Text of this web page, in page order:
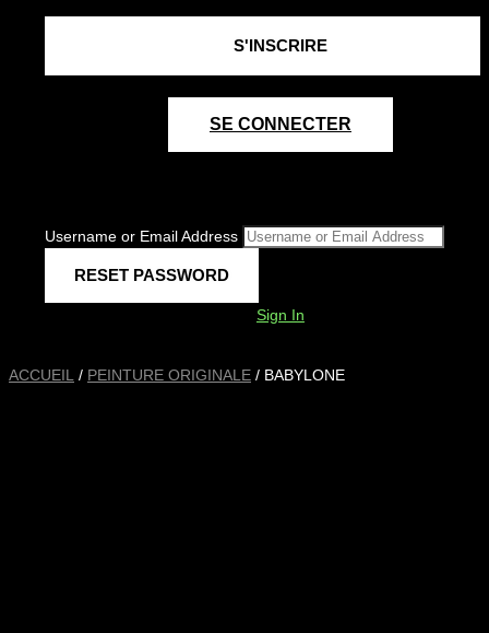
SE CONNECTER
Username or Email Address
Sign In
ACCUEIL / PEINTURE ORIGINALE / BABYLONE